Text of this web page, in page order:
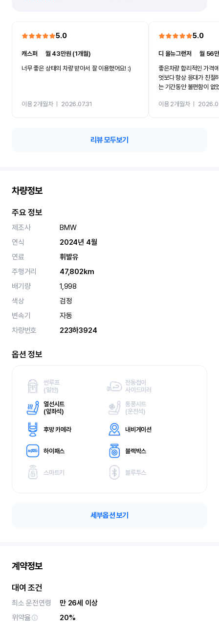
5.0
캐스퍼
월 43만원 (1개월)
너무 좋은 상태의 차량 받아서 잘 이용했어요! :)
이용 2개월차ㅣ 2026.07.31
5.0
디 올뉴그랜저 ㅣ월 56
좋은차량 합리적인 가격
엇보다 항상 응대가 친절
는 기간동안 불편함이 없
카 렌트 고민없이 강추합
이용 2개월차ㅣ
리뷰 모두보기
차량정보
주요 정보
제조사
BMW
연식
2024년 4월
연료
휘발유
주행거리
47,802km
배기량
1,998
색상
검정
변속기
자동
차량번호
223하3924
옵션 정보
썬루프
(일반)
전동접이
사이드미러
열선시트
(앞좌석)
통풍시트
(운전석)
후방 카메라 내비게이션
하이패스 블랙박스
스마트키 블루투스
세부옵션 보기
계약정보
대여 조건
최소 운전연령
만 26세 이상
위약율
20%